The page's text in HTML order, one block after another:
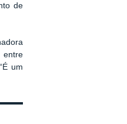
de
entre
um